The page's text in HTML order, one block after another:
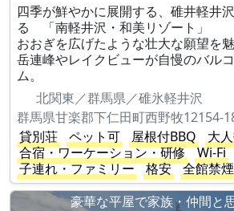
四季が鮮やかに展開する、碓井軽井
る 「南軽井沢・和美リゾート」
おおぎを広げたような壮大な願望を
岳連峰やレイクビューが自慢のバル
ム。
北関東／群馬県／碓氷軽井沢
貸別荘
ペット可 屋根付BBQ
大
合宿・ワーケーション・研修
Wi-Fi
子連れ・ファミリー
格安 全館禁煙
豪華な平屋で家族・仲間と